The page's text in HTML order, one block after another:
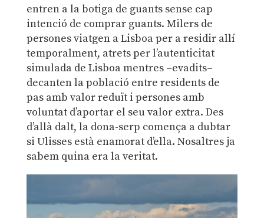
entren a la botiga de guants sense cap
intenció de comprar guants. Milers de
persones viatgen a Lisboa per a residir allí
temporalment, atrets per l’autenticitat
simulada de Lisboa mentres –evadits–
decanten la població entre residents de
pas amb valor reduït i persones amb
voluntat d’aportar el seu valor extra. Des
d’allà dalt, la dona-serp comença a dubtar
si Ulisses està enamorat d’ella. Nosaltres ja
sabem quina era la veritat.